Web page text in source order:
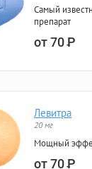
Самый
препарат
от 70Р
Левитра
20 мг
Мощный
от 70Р